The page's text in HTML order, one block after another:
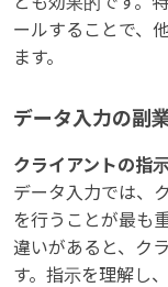
ールすることで、
ます。
データ入力の副
クライアントの指
データ入力では、
を行うことが最も
違いがあると、ク
す。指示を理解し